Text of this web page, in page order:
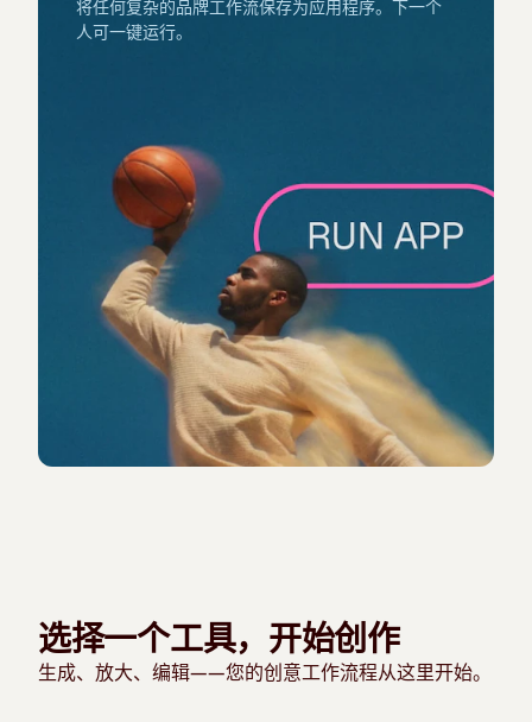
将任何复杂的品牌工作流保存为应用程序。下一个
人可一键运行。
选择一个工具，开始创作
生成、放大、编辑——您的创意工作流程从这里开始。